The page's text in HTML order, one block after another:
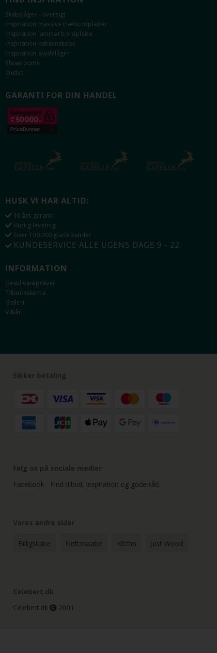
Fronter i 16 mm tyk plade med slagfast
melaminbelægning.
Solid 0,8 mm ABS kant.
Klar glas i vitrinelåger.
Vejledende NCS-kode: S0603-G40Y*
* Den angivne NCS-kode er vejledende, baseret på
Skabslåger - oversigt
Inspiration massive træbordplader
Inspiration laminat bordplade
Inspiration køkkenskabe
Inspiration skydelåger
Showrooms
Outlet
GARANTI FOR DIN HANDEL
HUSK VI HAR ALTID:
10 års garanti
Hurtig levering
Over 100.000 glade kunder
KUNDESERVICE ALLE UGENS DAGE 9 - 22.
INFORMATION
Bestil vareprøver
Tilbudsskema
Galleri
Vilkår
Sikker betaling
Følg os på sociale medier
Facebook - Find tilbud, inspiration og gode råd.
Vores andre sider
Billigskabe Nettoskabe Kitchn Just Wood
Celebert.dk
Celebert.dk
2001